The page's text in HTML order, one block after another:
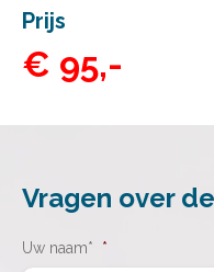
Prijs
€ 95,-
Vragen over
Uw naam* *